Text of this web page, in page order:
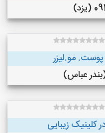
پوست. مو.لیزر
کلینیک زیبایی